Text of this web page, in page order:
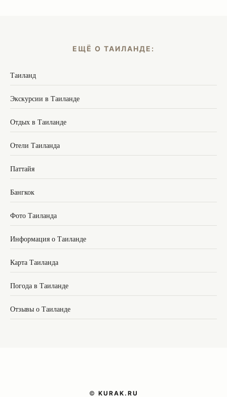
ЕЩЁ О ТАИЛАНДЕ:
Таиланд
Экскурсии в Таиланде
Отдых в Таиланде
Отели Таиланда
Паттайя
Бангкок
Фото Таиланда
Информация о Таиланде
Карта Таиланда
Погода в Таиланде
Отзывы о Таиланде
© KURAK.RU